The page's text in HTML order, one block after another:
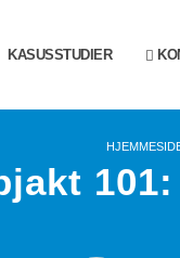
KASUSSTUDIER